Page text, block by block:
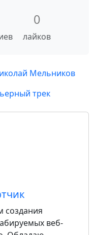
0
лайков
Мельников
трек
создания
веб-